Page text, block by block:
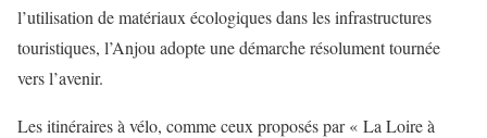
l’utilisation de matériaux écologiques dans les infrastructures
touristiques, l’Anjou adopte une démarche résolument tournée
vers l’avenir.
Les itinéraires à vélo, comme ceux proposés par « La Loire à